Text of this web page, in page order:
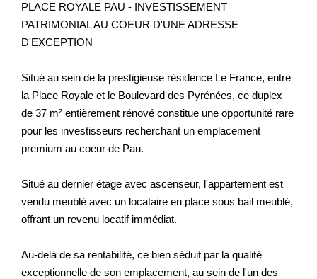
PLACE ROYALE PAU - INVESTISSEMENT
PATRIMONIAL AU COEUR D'UNE ADRESSE
D'EXCEPTION
Situé au sein de la prestigieuse résidence Le France, entre
la Place Royale et le Boulevard des Pyrénées, ce duplex
de 37 m² entièrement rénové constitue une opportunité rare
pour les investisseurs recherchant un emplacement
premium au coeur de Pau.
Situé au dernier étage avec ascenseur, l'appartement est
vendu meublé avec un locataire en place sous bail meublé,
offrant un revenu locatif immédiat.
Au-delà de sa rentabilité, ce bien séduit par la qualité
exceptionnelle de son emplacement, au sein de l'un des